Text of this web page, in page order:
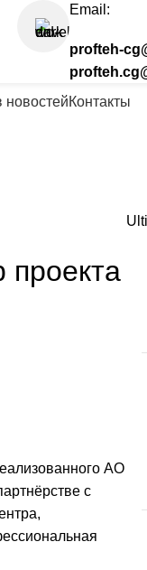
Email:
profteh-
новостейКонтакты
АО
с